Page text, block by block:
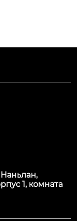
1, комната